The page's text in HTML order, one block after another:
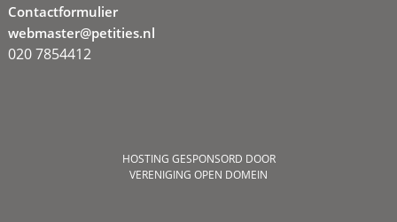
Contactformulier
webmaster@petities.nl
020 7854412
HOSTING GESPONSORD DOOR
VERENIGING OPEN DOMEIN